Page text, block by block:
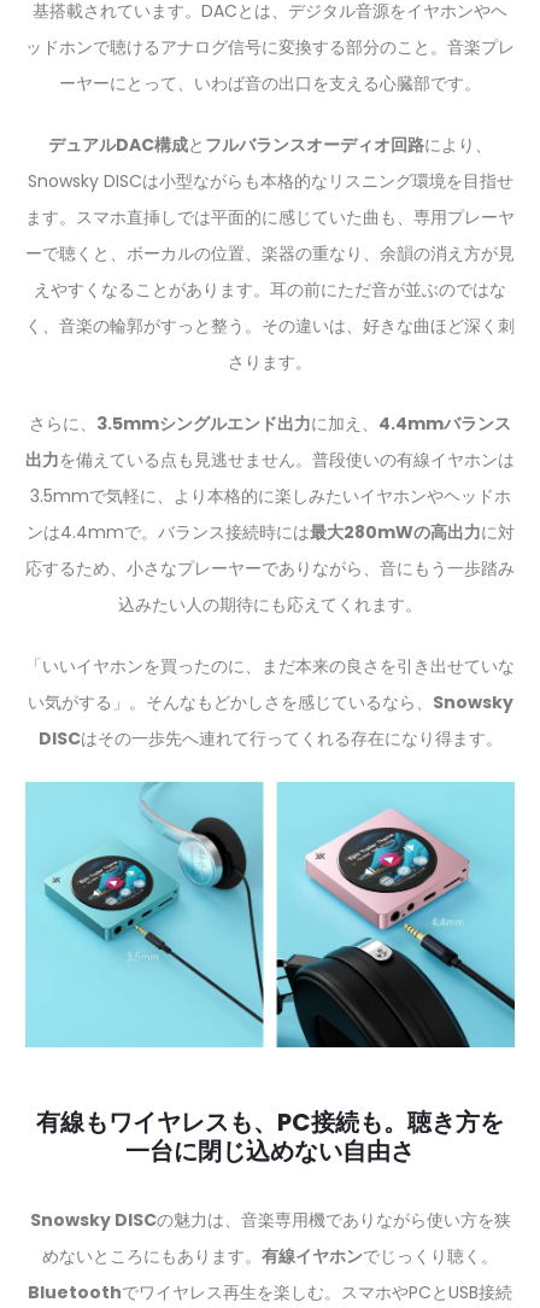
基搭載されています。DACとは、デジタル音源をイヤホンやヘ
ッドホンで聴けるアナログ信号に変換する部分のこと。音楽プレ
ーヤーにとって、いわば音の出口を支える心臓部です。
デュアルDAC構成と フルバランスオーディオ回路により、
Snowsky DISCは小型ながらも本格的なリスニング環境を目指せ
ます。スマホ直挿しでは平面的に感じていた曲も、専用プレーヤ
ーで聴くと、ボーカルの位置、楽器の重なり、余韻の消え方が見
えやすくなることがあります。耳の前にただ音が並ぶのではな
く、音楽の輪郭がすっと整う。その違いは、好きな曲ほど深く刺
さります。
さらに、 3.5mmシングルエンド出力に加え、 4.4mmバランス
出力を備えている点も見逃せません。普段使いの有線イヤホンは
3.5mmで気軽に、より本格的に楽しみたいイヤホンやヘッドホ
ンは4.4mmで。バランス接続時には最大280mWの高出力に対
応するため、小さなプレーヤーでありながら、音にもう一歩踏み
込みたい人の期待にも応えてくれます。
「いいイヤホンを買ったのに、まだ本来の良さを引き出せていな
い気がする」。そんなもどかしさを感じているなら、 Snowsky
DISCはその一歩先へ連れて行ってくれる存在になり得ます。
有線もワイヤレスも、PC接続も。聴き方を
一台に閉じ込めない自由さ
Snowsky DISCの魅力は、音楽専用機でありながら使い方を狭
めないところにもあります。 有線イヤホンでじっくり聴く。
Bluetoothでワイヤレス再生を楽しむ。スマホやPCとUSB接続